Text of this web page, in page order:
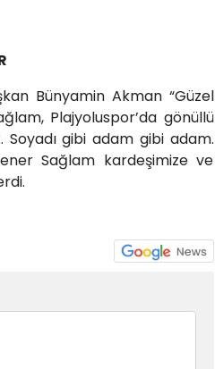
Bünyamin Akman “Güzel
Plajyoluspor’da gönüllü
gibi adam gibi adam.
Sağlam kardeşimize ve